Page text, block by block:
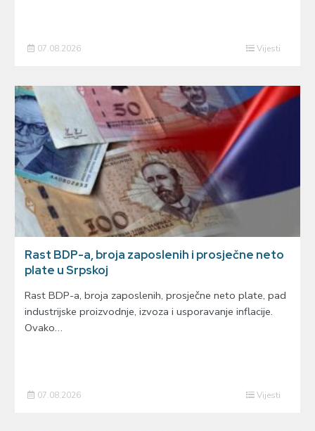
07.08.2026 Vijesti
Rast BDP-a, broja zaposlenih i prosječne neto
plate u Srpskoj
Rast BDP-a, broja zaposlenih, prosječne neto plate, pad
industrijske proizvodnje, izvoza i usporavanje inflacije.
Ovako…
07.08.2026 Vijesti